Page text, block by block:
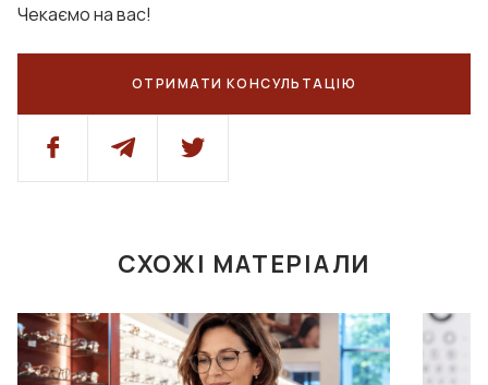
Чекаємо на вас!
ОТРИМАТИ КОНСУЛЬТАЦІЮ
СХОЖІ МАТЕРІАЛИ